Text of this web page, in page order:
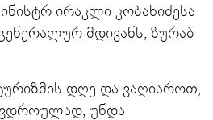
ირაკლი კობახიძესა
მდივანს, ზურაბ
დღე და ვაღიაროთ,
უნდა